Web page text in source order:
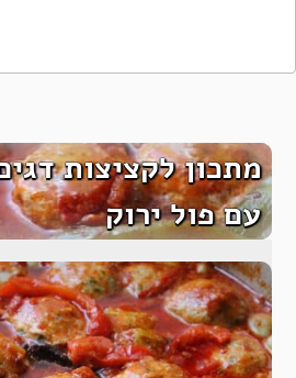
מתכון לקציצות
עם פול ירוק